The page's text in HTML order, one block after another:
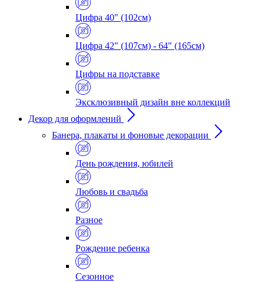
Цифра 40" (102см)
Цифра 42" (107см) - 64" (165см)
Цифры на подставке
Эксклюзивный дизайн вне коллекций
Декор для оформлений
Банера, плакаты и фоновые декорации
День рождения, юбилей
Любовь и свадьба
Разное
Рождение ребенка
Сезонное